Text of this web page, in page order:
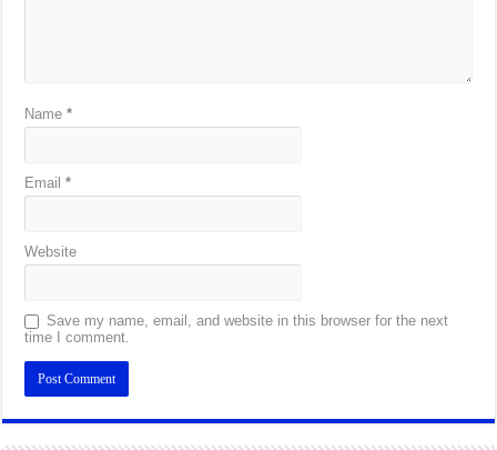
Name*
Email*
Website
Save my name, email, and website in this browser for the next
time I comment.
Alternative: